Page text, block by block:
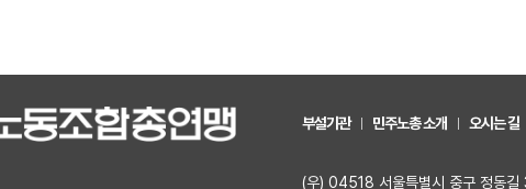
부설기관 민주노총 소개 오시는 길
(우) 04518 서울특별시 중구 정동길